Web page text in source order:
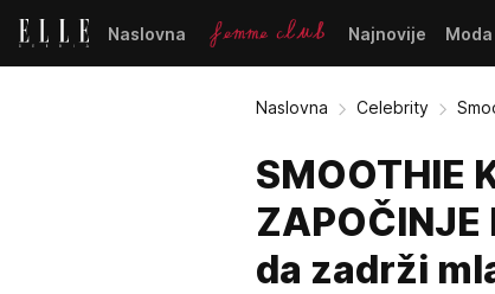
Naslovna Najnovije Moda
Naslovna Celebrity
SMOOTHIE
da zadrži